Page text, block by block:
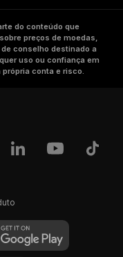
do conteúdo que
preços de moedas,
conselho destinado a
uso ou confiança em
conta e risco.